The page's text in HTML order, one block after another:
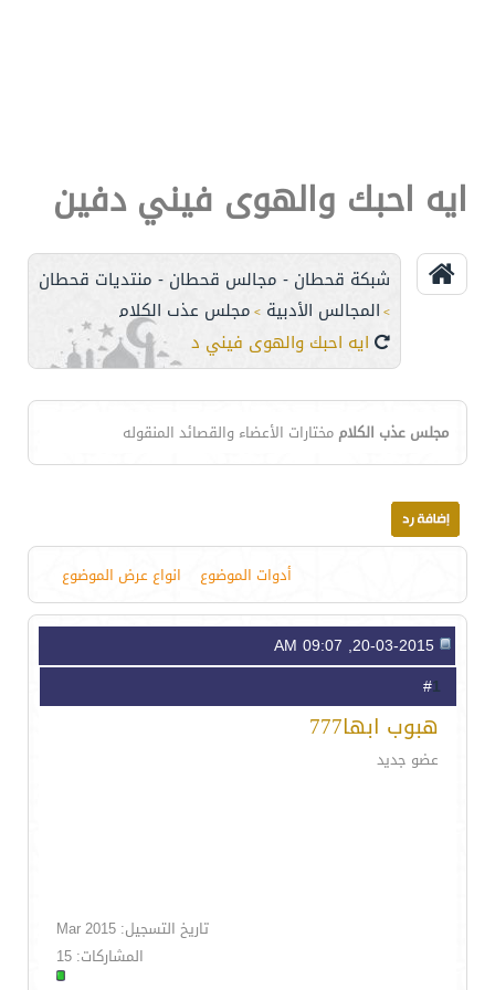
ايه احبك والهوى فيني دفين
شبكة قحطان - مجالس قحطان - منتديات قحطان
> المجالس الأدبية > مجلس عذب الكلام
ايه احبك والهوى فيني دفين
مجلس عذب الكلام مختارات الأعضاء والقصائد المنقوله
أدوات الموضوع انواع عرض الموضوع
1
هبوب ابها777
عضو جديد
تاريخ التسجيل: Mar 2015
المشاركات: 15